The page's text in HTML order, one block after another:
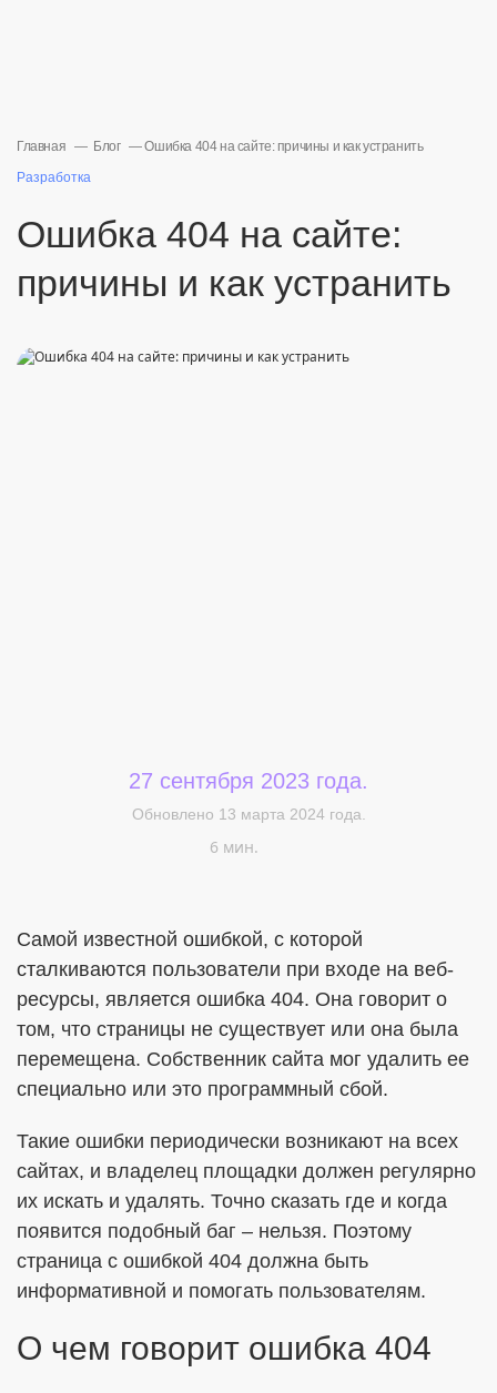
ОТПРАВИТЬ
Я согласен с Политикой в отношении обработки ПДн
Даю
Согласие на обработку персональных данных в
соответствии с установленной формой
Главная Блог
Ошибка 404 на сайте: причины и как устранить
Разработка
Ошибка 404 на сайте:
причины и как устранить
27 сентября 2023 года.
Обновлено 13 марта 2024 года.
6 мин.
Самой известной ошибкой, с которой
сталкиваются пользователи при входе на веб-
ресурсы, является ошибка 404. Она говорит о
том, что страницы не существует или она была
перемещена. Собственник сайта мог удалить ее
специально или это программный сбой.
Такие ошибки периодически возникают на всех
сайтах, и владелец площадки должен регулярно
их искать и удалять. Точно сказать где и когда
появится подобный баг – нельзя. Поэтому
страница с ошибкой 404 должна быть
информативной и помогать пользователям.
О чем говорит ошибка 404